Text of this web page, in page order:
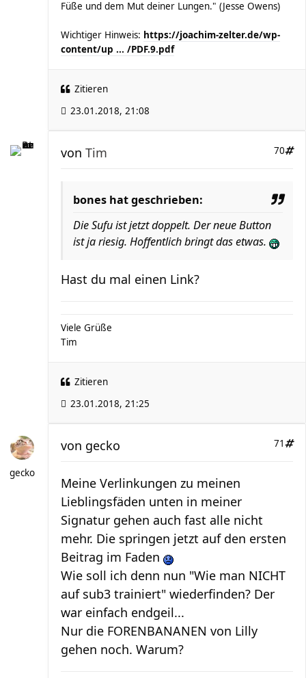
Füße und dem Mut deiner Lungen." (Jesse Owens)
Wichtiger Hinweis: https://joachim-zelter.de/wp-
content/up ... /PDF.9.pdf
Zitieren
23.01.2018, 21:08
70
von Tim
bones hat geschrieben:
Die Sufu ist jetzt doppelt. Der neue Button
ist ja riesig. Hoffentlich bringt das etwas.
Hast du mal einen Link?
Viele Grüße
Tim
Zitieren
23.01.2018, 21:25
gecko
71
von gecko
Meine Verlinkungen zu meinen
Lieblingsfäden unten in meiner
Signatur gehen auch fast alle nicht
mehr. Die springen jetzt auf den ersten
Beitrag im Faden
Wie soll ich denn nun "Wie man NICHT
auf sub3 trainiert" wiederfinden? Der
war einfach endgeil...
Nur die FORENBANANEN von Lilly
gehen noch. Warum?